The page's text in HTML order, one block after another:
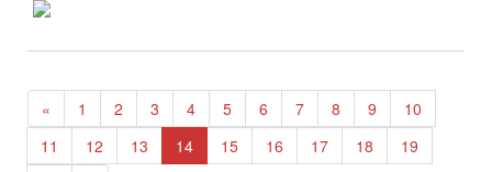
« 1 2 3 4 5 6 7 8 9
10
11
12 13 14 15 16 17 18
19